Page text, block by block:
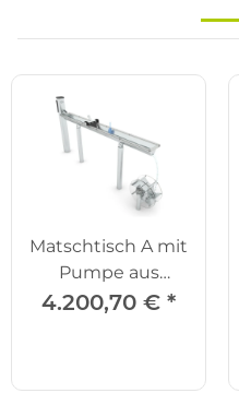
Matschtisch A mit
Pumpe aus
Edelstahl
4.200,70 € *